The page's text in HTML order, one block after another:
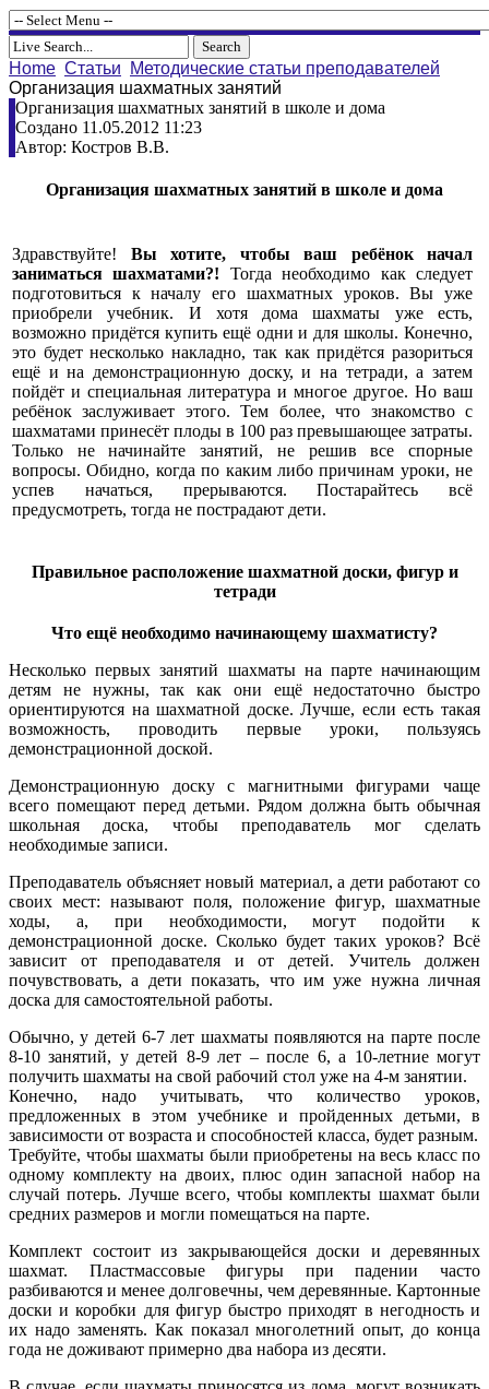
Home Статьи
Методические статьи преподавателей
Организация шахматных занятий
Организация шахматных занятий в школе и дома
Создано 11.05.2012 11:23
Автор: Костров В.В.
Организация шахматных занятий в школе и дома
Здравствуйте! Вы хотите, чтобы ваш ребёнок начал
заниматься шахматами?! Тогда необходимо как следует
подготовиться к началу его шахматных уроков. Вы уже
приобрели учебник. И хотя дома шахматы уже есть,
возможно придётся купить ещё одни и для школы. Конечно,
это будет несколько накладно, так как придётся разориться
ещё и на демонстрационную доску, и на тетради, а затем
пойдёт и специальная литература и многое другое. Но ваш
ребёнок заслуживает этого. Тем более, что знакомство с
шахматами принесёт плоды в 100 раз превышающее затраты.
Только не начинайте занятий, не решив все спорные
вопросы. Обидно, когда по каким либо причинам уроки, не
успев начаться, прерываются. Постарайтесь всё
предусмотреть, тогда не пострадают дети.
Правильное расположение шахматной доски, фигур и
тетради
Что ещё необходимо начинающему шахматисту?
Несколько первых занятий шахматы на парте начинающим
детям не нужны, так как они ещё недостаточно быстро
ориентируются на шахматной доске. Лучше, если есть такая
возможность, проводить первые уроки, пользуясь
демонстрационной доской.
Демонстрационную доску с магнитными фигурами чаще
всего помещают перед детьми. Рядом должна быть обычная
школьная доска, чтобы преподаватель мог сделать
необходимые записи.
Преподаватель объясняет новый материал, а дети работают со
своих мест: называют поля, положение фигур, шахматные
ходы, а, при необходимости, могут подойти к
демонстрационной доске. Сколько будет таких уроков? Всё
зависит от преподавателя и от детей. Учитель должен
почувствовать, а дети показать, что им уже нужна личная
доска для самостоятельной работы.
Обычно, у детей 6-7 лет шахматы появляются на парте после
8-10 занятий, у детей 8-9 лет – после 6, а 10-летние могут
получить шахматы на свой рабочий стол уже на 4-м занятии.
Конечно, надо учитывать, что количество уроков,
предложенных в этом учебнике и пройденных детьми, в
зависимости от возраста и способностей класса, будет разным.
Требуйте, чтобы шахматы были приобретены на весь класс по
одному комплекту на двоих, плюс один запасной набор на
случай потерь. Лучше всего, чтобы комплекты шахмат были
средних размеров и могли помещаться на парте.
Комплект состоит из закрывающейся доски и деревянных
шахмат. Пластмассовые фигуры при падении часто
разбиваются и менее долговечны, чем деревянные. Картонные
доски и коробки для фигур быстро приходят в негодность и
их надо заменять. Как показал многолетний опыт, до конца
года не доживают примерно два набора из десяти.